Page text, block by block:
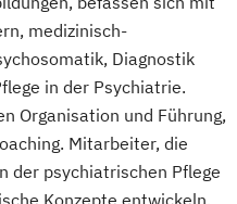
oder
Pflegeheim
Pflegedienstes
Palliative Care
Pflege
SGB XI)
in
medizinisch-
Diagnostik
in der Psychiatrie.
Organisation und Führung,
Mitarbeiter, die
der psychiatrischen Pflege
Konzepte entwickeln,